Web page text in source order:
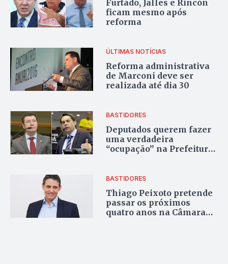
Furtado, Jalles e Rincón
ficam mesmo após
reforma
ÚLTIMAS NOTÍCIAS
Reforma administrativa
de Marconi deve ser
realizada até dia 30
BASTIDORES
Deputados querem fazer
uma verdadeira
“ocupação” na Prefeitura
BASTIDORES
Thiago Peixoto pretende
passar os próximos
quatro anos na Câmara